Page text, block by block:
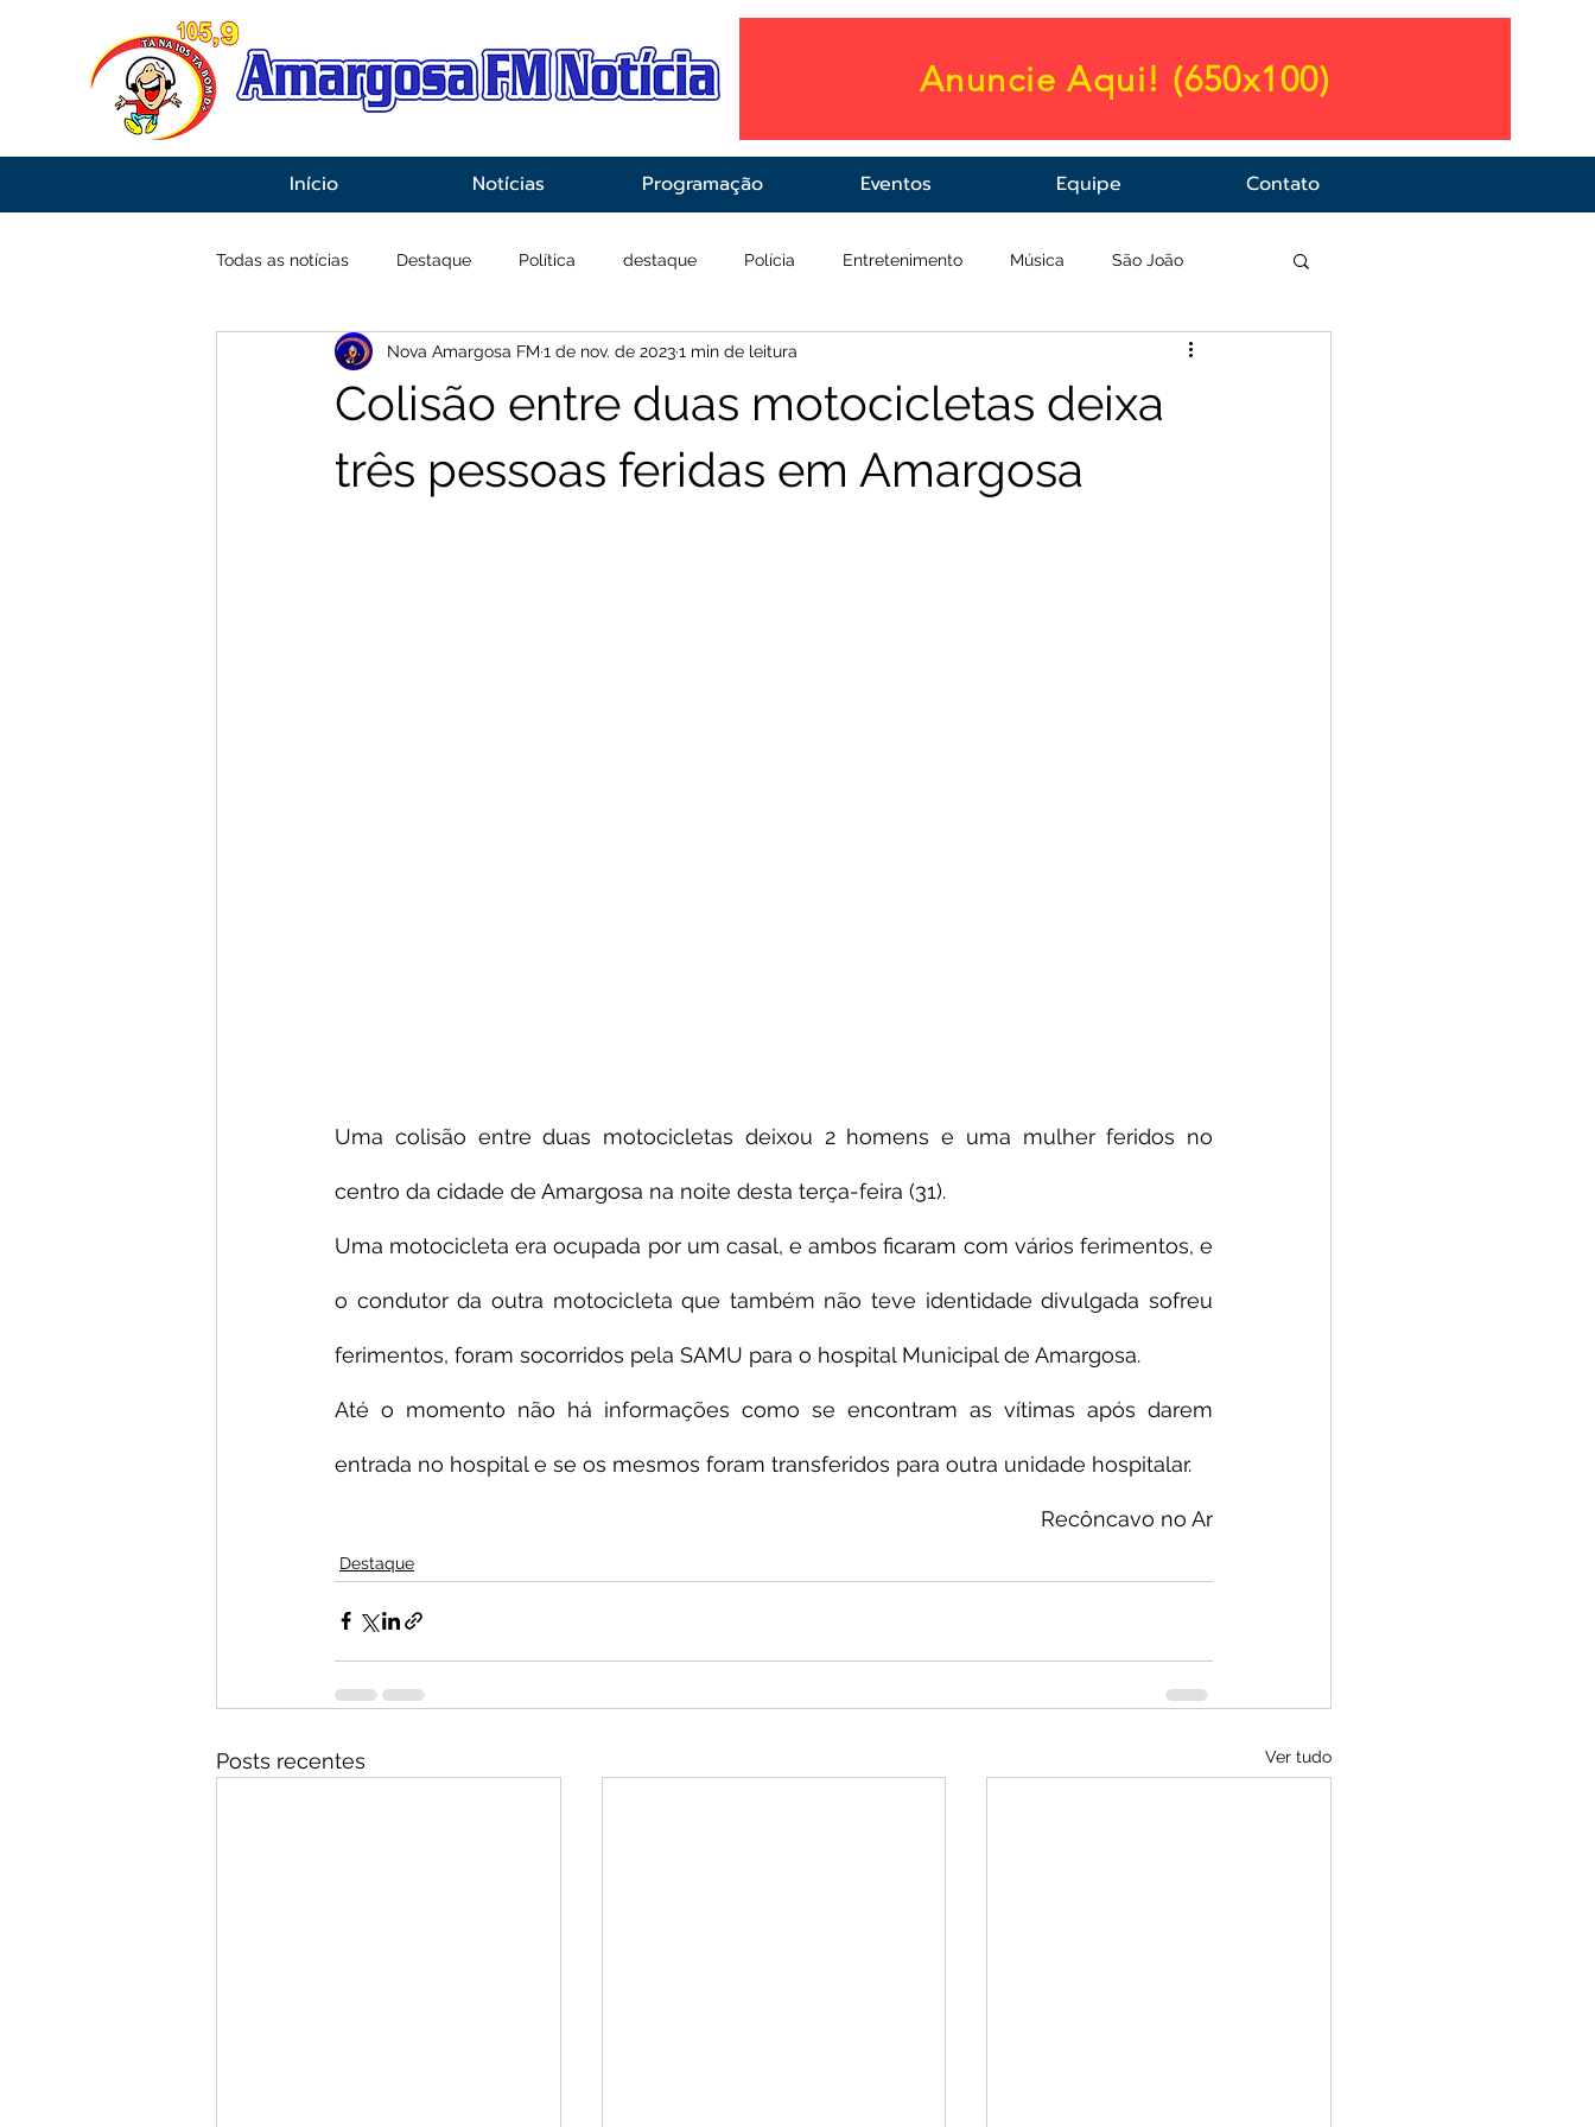
Anuncie Aqui! (650x100)
Início Notícias Programação Eventos Equipe Contato
Todas as notícias Destaque Política destaque Polícia Entretenimento Música São João
Economia Esportes Infraestrutura Saúde
Colisão entre duas motocicletas deixa
três pessoas feridas em Amargosa
Nova Amargosa FM 1 de nov. de 20231 min de leitura
Uma colisão entre duas motocicletas deixou 2 homens e uma mulher feridos no
centro da cidade de Amargosa na noite desta terça-feira (31).
Uma motocicleta era ocupada por um casal, e ambos ficaram com vários ferimentos, e
o condutor da outra motocicleta que também não teve identidade divulgada sofreu
ferimentos, foram socorridos pela SAMU para o hospital Municipal de Amargosa.
Até o momento não há informações como se encontram as vítimas após darem
entrada no hospital e se os mesmos foram transferidos para outra unidade hospitalar.
Recôncavo no Ar
Destaque
Posts recentes Ver tudo